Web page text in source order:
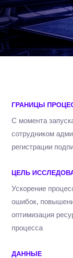
ГРАНИЦЫ
С момента
сотрудником
регистрации
ЦЕЛЬ
Ускорение
ошибок,
оптимизация
процесса
ДАННЫЕ